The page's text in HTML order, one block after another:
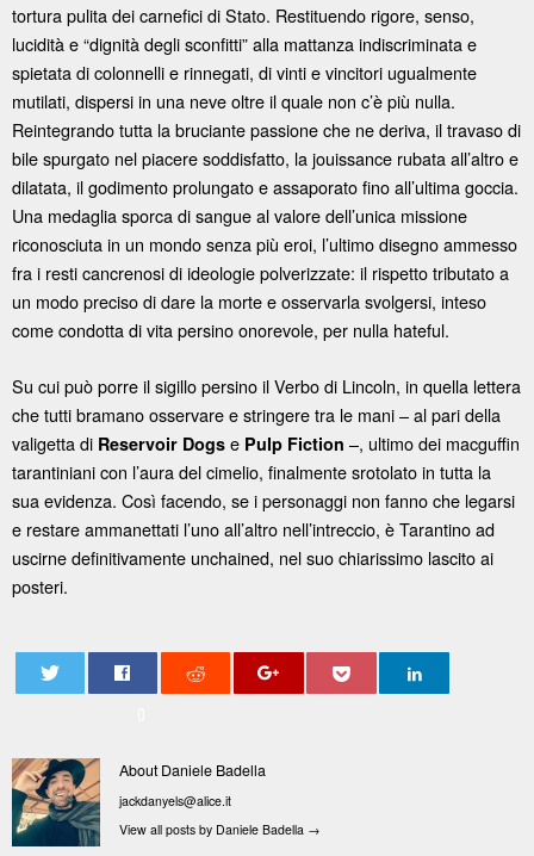
tortura pulita dei carnefici di Stato. Restituendo rigore, senso,
lucidità e “dignità degli sconfitti” alla mattanza indiscriminata e
spietata di colonnelli e rinnegati, di vinti e vincitori ugualmente
mutilati, dispersi in una neve oltre il quale non c’è più nulla.
Reintegrando tutta la bruciante passione che ne deriva, il travaso di
bile spurgato nel piacere soddisfatto, la jouissance rubata all’altro e
dilatata, il godimento prolungato e assaporato fino all’ultima goccia.
Una medaglia sporca di sangue al valore dell’unica missione
riconosciuta in un mondo senza più eroi, l’ultimo disegno ammesso
fra i resti cancrenosi di ideologie polverizzate: il rispetto tributato a
un modo preciso di dare la morte e osservarla svolgersi, inteso
come condotta di vita persino onorevole, per nulla hateful.
Su cui può porre il sigillo persino il Verbo di Lincoln, in quella lettera
che tutti bramano osservare e stringere tra le mani – al pari della
valigetta di Reservoir Dogs e Pulp Fiction –, ultimo dei macguffin
tarantiniani con l’aura del cimelio, finalmente srotolato in tutta la
sua evidenza. Così facendo, se i personaggi non fanno che legarsi
e restare ammanettati l’uno all’altro nell’intreccio, è Tarantino ad
uscirne definitivamente unchained, nel suo chiarissimo lascito ai
posteri.
About Daniele Badella
jackdanyels@alice.it
View all posts by Daniele Badella →